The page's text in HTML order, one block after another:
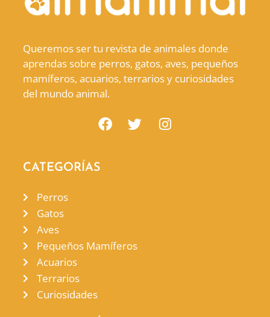
Queremos ser tu revista de animales donde
aprendas sobre perros, gatos, aves, pequeños
mamíferos, acuarios, terrarios y curiosidades
del mundo animal.
CATEGORÍAS
Perros
Gatos
Aves
Pequeños Mamíferos
Acuarios
Terrarios
Curiosidades